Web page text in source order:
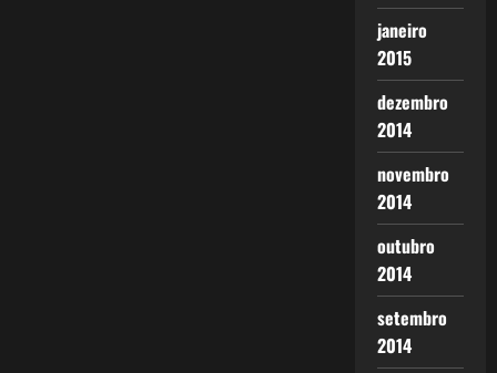
janeiro
2015
dezembro
2014
novembro
2014
outubro
2014
setembro
2014